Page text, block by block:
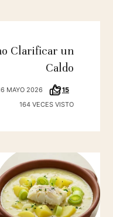
Clarificar un
Caldo
MAYO 2026
15
164 VECES VISTO